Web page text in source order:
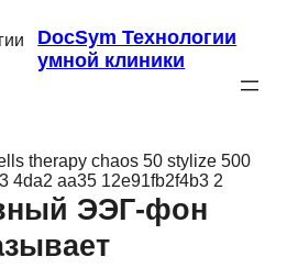
DocSym Технологии
умной клиники
ЭЭГ-фон